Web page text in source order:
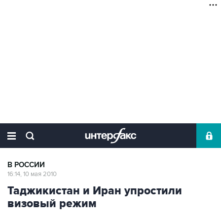
В РОССИИ
16:14, 10 мая 2010
Таджикистан и Иран упростили
визовый режим